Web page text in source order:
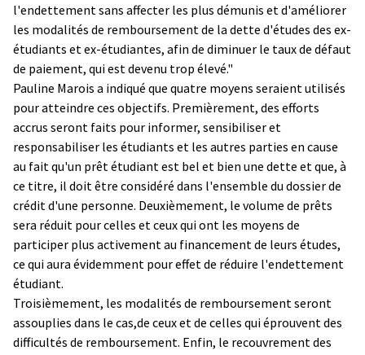
l'endettement sans affecter les plus démunis et d'améliorer
les modalités de remboursement de la dette d'études des ex-
étudiants et ex-étudiantes, afin de diminuer le taux de défaut
de paiement, qui est devenu trop élevé."
Pauline Marois a indiqué que quatre moyens seraient utilisés
pour atteindre ces objectifs. Premièrement, des efforts
accrus seront faits pour informer, sensibiliser et
responsabiliser les étudiants et les autres parties en cause
au fait qu'un prêt étudiant est bel et bien une dette et que, à
ce titre, il doit être considéré dans l'ensemble du dossier de
crédit d'une personne. Deuxièmement, le volume de prêts
sera réduit pour celles et ceux qui ont les moyens de
participer plus activement au financement de leurs études,
ce qui aura évidemment pour effet de réduire l'endettement
étudiant.
Troisièmement, les modalités de remboursement seront
assouplies dans le cas,de ceux et de celles qui éprouvent des
difficultés de remboursement. Enfin, le recouvrement des